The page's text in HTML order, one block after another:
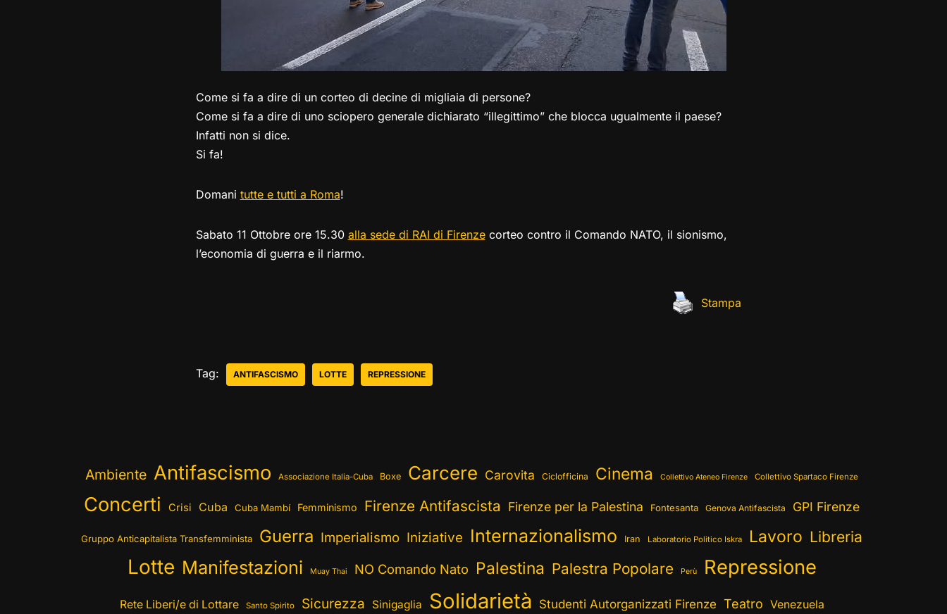
Come si fa a dire di un corteo di decine di migliaia di persone?
Come si fa a dire di uno sciopero generale dichiarato “illegittimo” che blocca ugualmente il paese?
Infatti non si dice.
Si fa!
Domani tutte e tutti a Roma!
Sabato 11 Ottobre ore 15.30 alla sede di RAI di Firenzecorteo contro il Comando NATO, il sionismo,
l’economia di guerra e il riarmo.
Stampa
Tag: ANTIFASCISMO LOTTE REPRESSIONE
Ambiente Antifascismo Associazione Italia-Cuba Boxe Carcere Carovita Ciclofficina Cinema Collettivo Ateneo Firenze Collettivo Spartaco Firenze
Concerti Crisi Cuba Cuba Mambí Femminismo Firenze Antifascista Firenze per la Palestina Fontesanta Genova Antifascista GPI Firenze
Gruppo Anticapitalista Transfemminista Guerra Imperialismo Iniziative Internazionalismo Iran Laboratorio Politico Iskra Lavoro Libreria
Lotte Manifestazioni Muay Thai NO Comando Nato Palestina Palestra Popolare Perù Repressione
Rete Liberi/e di Lottare Santo Spirito Sicurezza Sinigaglia Solidarietà Studenti Autorganizzati Firenze Teatro Venezuela